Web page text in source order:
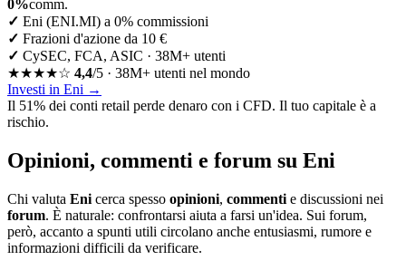
0%comm.
✓ Eni (ENI.MI) a 0% commissioni
✓ Frazioni d'azione da 10 €
✓ CySEC, FCA, ASIC · 38M+ utenti
★★★★☆ 4,4/5 · 38M+ utenti nel mondo
Investi in Eni →
Il 51% dei conti retail perde denaro con i CFD. Il tuo capitale è a
rischio.
Opinioni, commenti e forum su Eni
Chi valuta Eni cerca spesso opinioni, commenti e discussioni nei
forum. È naturale: confrontarsi aiuta a farsi un'idea. Sui forum,
però, accanto a spunti utili circolano anche entusiasmi, rumore e
informazioni difficili da verificare.